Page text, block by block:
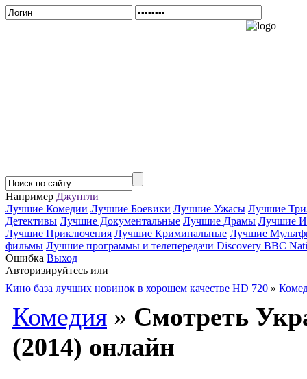
Например Джунгли
Лучшие Комедии Лучшие Боевики Лучшие Ужасы Лучшие
Детективы Лучшие Документальные Лучшие Драмы Лучшие
Лучшие Приключения Лучшие Криминальные Лучшие
фильмы Лучшие программы и телепередачи Discovery BBC
Ошибка Выход
Авторизируйтесь или
Зарегистрируйтесь...
Кино база лучших новинок в хорошем качестве HD 720 »
Комедия » Смотреть
(2014) онлайн